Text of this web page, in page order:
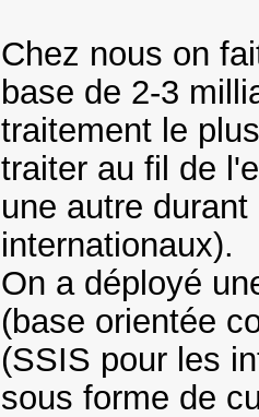
Chez nous on
base de 2-3
traitement le
traiter au fil de
une autre
internationaux).
On a déployé
(base orientée
(SSIS pour les
sous forme de